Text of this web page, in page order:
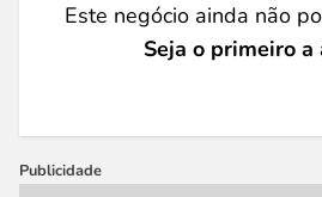
Este negócio ainda não
Seja o primeiro a
Publicidade